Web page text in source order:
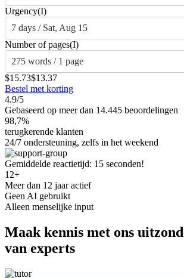
Urgency(I)
7 days / Sat, Aug 15
Number of pages(I)
275 words / 1 page
$15.73$13.37
Bestel met korting
4.9/5
Gebaseerd op meer dan 14.445 beoordelingen
98,7%
terugkerende klanten
24/7 ondersteuning, zelfs in het weekend
Gemiddelde reactietijd: 15 seconden!
12+
Meer dan 12 jaar actief
Geen AI gebruikt
Alleen menselijke input
Maak kennis met ons
van experts